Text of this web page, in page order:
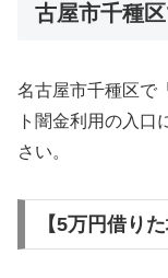
古屋市千種
名古屋市千種区で
ト闇金利用の入口
さい。
【5万円借り